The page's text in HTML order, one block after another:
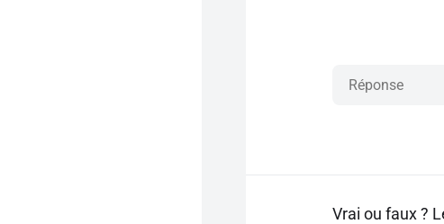
Vrai ou faux ?